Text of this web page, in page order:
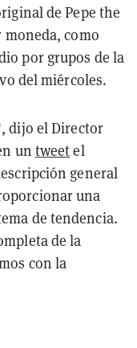
de Pepe the
moneda, como
por grupos de la
del miércoles.
dijo el Director
un tweetel
general
una
de tendencia.
de la
con la